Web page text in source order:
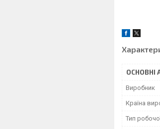
ОСНОВНІ
Виробник
Країна
Тип